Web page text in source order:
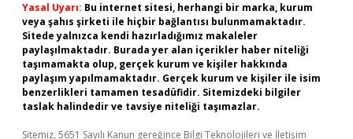
Yasal Uyarı: Bu internet sitesi, herhangi bir marka, kurum
veya şahıs şirketi ile hiçbir bağlantısı bulunmamaktadır.
Sitede yalnızca kendi hazırladığımız makaleler
paylaşılmaktadır. Burada yer alan içerikler haber niteliği
taşımamakta olup, gerçek kurum ve kişiler hakkında
paylaşım yapılmamaktadır. Gerçek kurum ve kişiler ile isim
benzerlikleri tamamen tesadüfidir. Sitemizdeki bilgiler
taslak halindedir ve tavsiye niteliği taşımazlar.
Sitemiz, 5651 Sayılı Kanun gereğince Bilgi Teknolojileri ve İletişim